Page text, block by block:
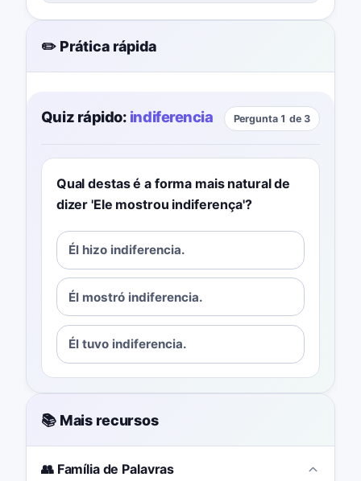
✏️ Prática rápida
Quiz rápido: indiferencia Pergunta 1 de 3
Qual destas é a forma mais natural de
dizer 'Ele mostrou indiferença'?
Él hizo indiferencia.
Él mostró indiferencia.
Él tuvo indiferencia.
📚 Mais recursos
👥 Família de Palavras